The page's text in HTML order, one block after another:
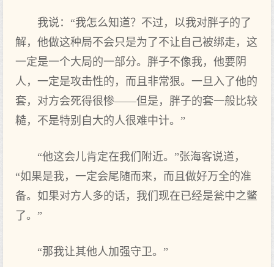
我说：“我怎么知道？不过，以我对胖子的了
解，他做这种局不会只是为了不让自己被绑走，这
一定是一个大局的一部分。胖子不像我，他要阴
人，一定是攻击性的，而且非常狠。一旦入了他的
套，对方会死得很惨——但是，胖子的套一般比较
糙，不是特别自大的人很难中计。”
“他这会儿肯定在我们附近。”张海客说道，
“如果是我，一定会尾随而来，而且做好万全的准
备。如果对方人多的话，我们现在已经是瓮中之鳖
了。”
“那我让其他人加强守卫。”